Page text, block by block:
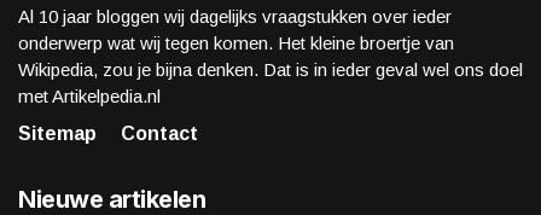
Al 10 jaar bloggen wij dagelijks vraagstukken over ieder
onderwerp wat wij tegen komen. Het kleine broertje van
Wikipedia, zou je bijna denken. Dat is in ieder geval wel ons doel
met Artikelpedia.nl
Sitemap
Contact
Nieuwe artikelen